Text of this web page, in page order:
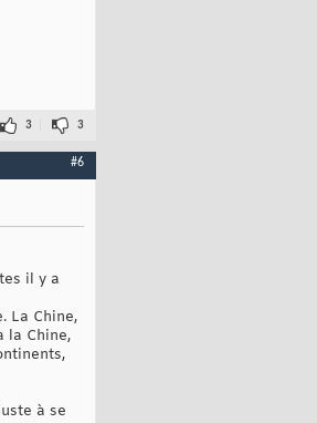
3 3
#6
il y a
La Chine,
la Chine,
à se